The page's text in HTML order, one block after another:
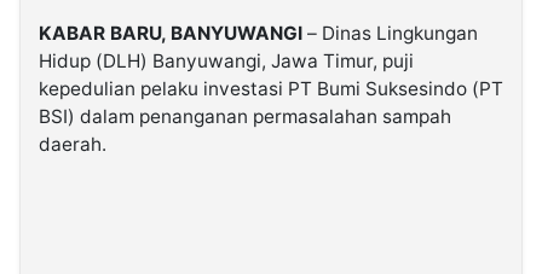
Kabarbaru.co
KABAR BARU, BANYUWANGI – Dinas Lingkungan
Hidup (DLH) Banyuwangi, Jawa Timur, puji
kepedulian pelaku investasi PT Bumi Suksesindo (PT
BSI) dalam penanganan permasalahan sampah
daerah.